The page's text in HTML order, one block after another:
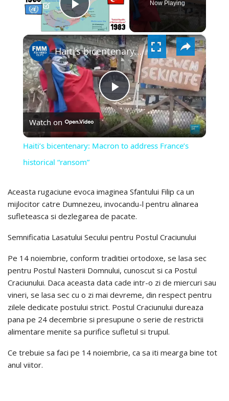
PLAY
VIDEO
Now Playing
×
PLAY
VIDEO
Haiti’s bicentenary: Macron to address France’s historical “ransom”
Watch on
Haiti’s bicentenary: Macron to address France’s
historical “ransom”
Aceasta rugaciune evoca imaginea Sfantului Filip ca un
mijlocitor catre Dumnezeu, invocandu-l pentru alinarea
sufleteasca si dezlegarea de pacate.
Semnificatia Lasatului Secului pentru Postul Craciunului
Pe 14 noiembrie, conform traditiei ortodoxe, se lasa sec
pentru Postul Nasterii Domnului, cunoscut si ca Postul
Craciunului. Daca aceasta data cade intr-o zi de miercuri sau
vineri, se lasa sec cu o zi mai devreme, din respect pentru
zilele dedicate postului strict. Postul Craciunului dureaza
pana pe 24 decembrie si presupune o serie de restrictii
alimentare menite sa purifice sufletul si trupul.
Ce trebuie sa faci pe 14 noiembrie, ca sa iti mearga bine tot
anul viitor.